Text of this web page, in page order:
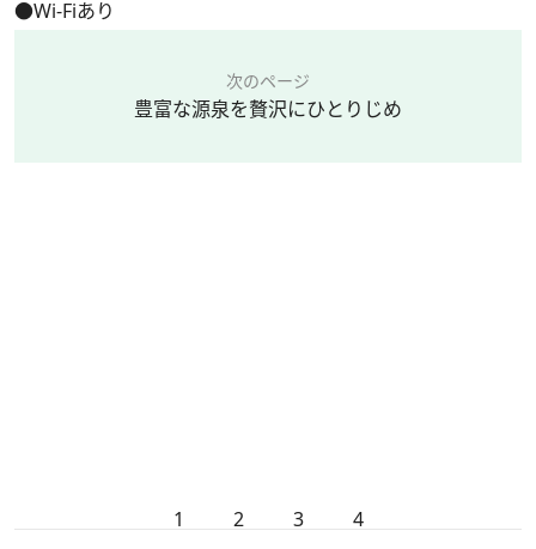
●Wi-Fiあり
次のページ
豊富な源泉を贅沢にひとりじめ
1 2 3 4